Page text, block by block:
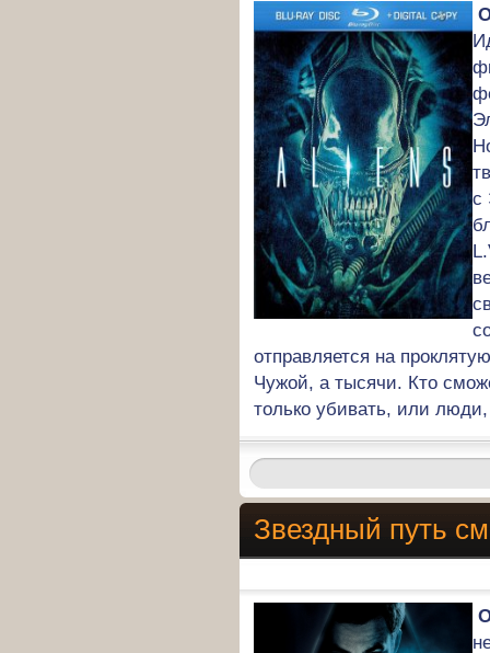
с
отправляется на
Чужой, а тысячи. Кто
только убивать, или
Звездный путь